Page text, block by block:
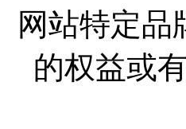
网站特定
的权益或